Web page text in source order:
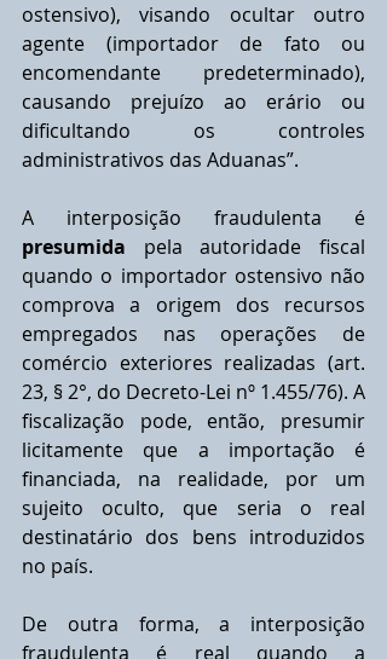
ostensivo), visando ocultar outro
agente (importador de fato ou
encomendante predeterminado),
causando prejuízo ao erário ou
diﬁcultando os controles
administrativos das Aduanas”.
presumida pela autoridade ﬁscal
quando o importador ostensivo não
comprova a origem dos recursos
empregados nas operações de
comércio exteriores realizadas (art.
23, § 2°, do Decreto-Lei nº 1.455/76). A
fiscalização pode, então, presumir
licitamente que a importação é
financiada, na realidade, por um
sujeito oculto, que seria o real
destinatário dos bens introduzidos
no país.
De outra forma, a interposição
fraudulenta é real quando a